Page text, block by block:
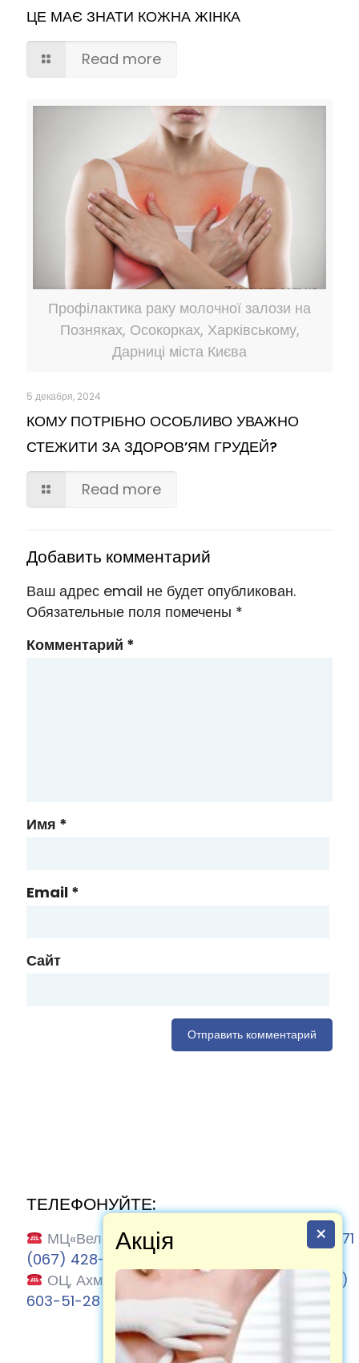
ЦЕ МАЄ ЗНАТИ КОЖНА ЖІНКА
Read more
Профілактика раку молочної залози на
Позняках, Осокорках, Харківському,
Дарниці міста Києва
5 декабря, 2024
КОМУ ПОТРІБНО ОСОБЛИВО УВАЖНО
СТЕЖИТИ ЗА ЗДОРОВ’ЯМ ГРУДЕЙ?
Read more
Добавить комментарий
Ваш адрес email не будет опубликован.
Обязательные поля помечены *
Комментарий *
Имя *
Email *
Сайт
ТЕЛЕФОНУЙТЕ:
МЦ«Велес» Ахматової, 13-В: (067) 884-17-71
(067) 428-63-86
ОЦ, Ахматової 13-В:
(067) 884-17-71
(095)
603-51-28
×
Акція